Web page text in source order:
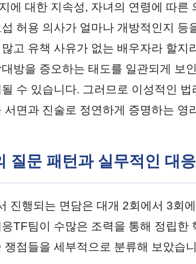
에 대한 지속성, 자녀의 연령에 따른
허용 의사가 얼마나 개방적인지 등
고 유책 사유가 없는 배우자라 할지
방을 증오하는 태도를 일관되게 보
수 있습니다. 그러므로 이성적인
서면과 진술로 정연하게 증명하는 영
질문 패턴과 실무적인 대
진행되는 면담은 대개 2회에서 3회
TF팀이 수많은 조력을 통해 정립한
쟁점들을 세부적으로 분류해 보았습